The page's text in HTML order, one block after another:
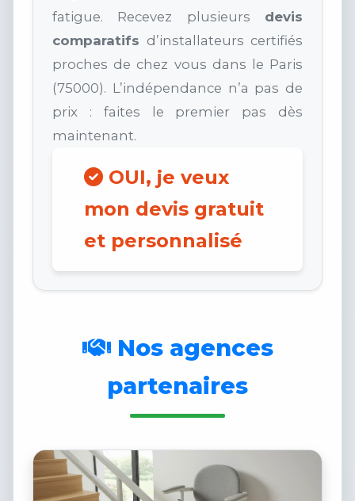
fatigue. Recevez plusieurs devis
comparatifs d’installateurs certifiés
proches de chez vous dans le Paris
(75000). L’indépendance n’a pas de
prix : faites le premier pas dès
maintenant.
OUI, je veux
mon devis gratuit
et personnalisé
Nos agences
partenaires